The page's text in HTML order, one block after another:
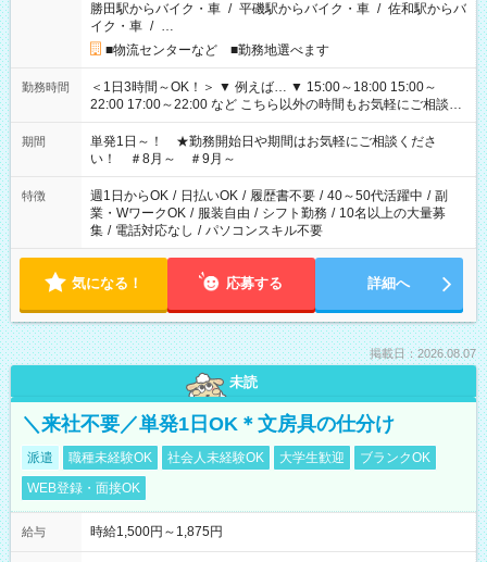
勝田駅からバイク・車 / 平磯駅からバイク・車 / 佐和駅からバ
イク・車 / …
■物流センターなど ■勤務地選べます
勤務時間
＜1日3時間～OK！＞ ▼ 例えば… ▼ 15:00～18:00 15:00～
22:00 17:00～22:00 など こちら以外の時間もお気軽にご相談く
ださい！
期間
単発1日～！ ★勤務開始日や期間はお気軽にご相談くださ
い！ ＃8月～ ＃9月～
特徴 週1日からOK / 日払いOK / 履歴書不要 / 40～50代活躍中 / 副
業・WワークOK / 服装自由 / シフト勤務 / 10名以上の大量募
集 / 電話対応なし / パソコンスキル不要
気になる！ 応募する 詳細へ
掲載日：2026.08.07
未読
＼来社不要／単発1日OK＊文房具の仕分け
派遣 職種未経験OK 社会人未経験OK 大学生歓迎
ブランクOK
WEB登録・面接OK
給与 時給1,500円～1,875円